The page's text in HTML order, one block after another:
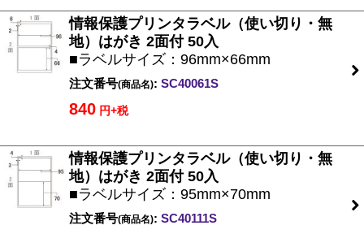
情報保護プリンタラベル（使い切り・無
地）はがき 2面付 50入
■ラベルサイズ：96mm×66mm
注文番号(商品名): SC40061S
840 円+税
情報保護プリンタラベル（使い切り・無
地）はがき 2面付 50入
■ラベルサイズ：95mm×70mm
注文番号(商品名): SC40111S